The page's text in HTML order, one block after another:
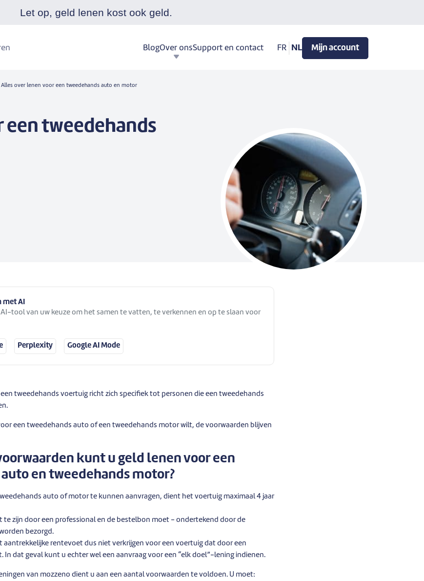
Let op, geld lenen kost ook geld.
BlogOver onsSupport en contact FR NL Mijn account
Alles over lenen voor een tweedehands auto en motor
een tweedehands
AI
tool van uw keuze om het samen te vatten, te verkennen en op te slaan voor
Perplexity Google AI Mode
tweedehands voertuig richt zich specifiek tot personen die een tweedehands
een tweedehands auto of een tweedehands motor wilt, de voorwaarden blijven
kunt u geld lenen voor een
en tweedehands motor?
auto of motor te kunnen aanvragen, dient het voertuig maximaal 4 jaar
te zijn door een professional en de bestelbon moet - ondertekend door de
bezorgd.
aantrekkelijke rentevoet dus niet verkrijgen voor een voertuig dat door een
In dat geval kunt u echter wel een aanvraag voor een “elk doel”-lening indienen.
van mozzeno dient u aan een aantal voorwaarden te voldoen. U moet: